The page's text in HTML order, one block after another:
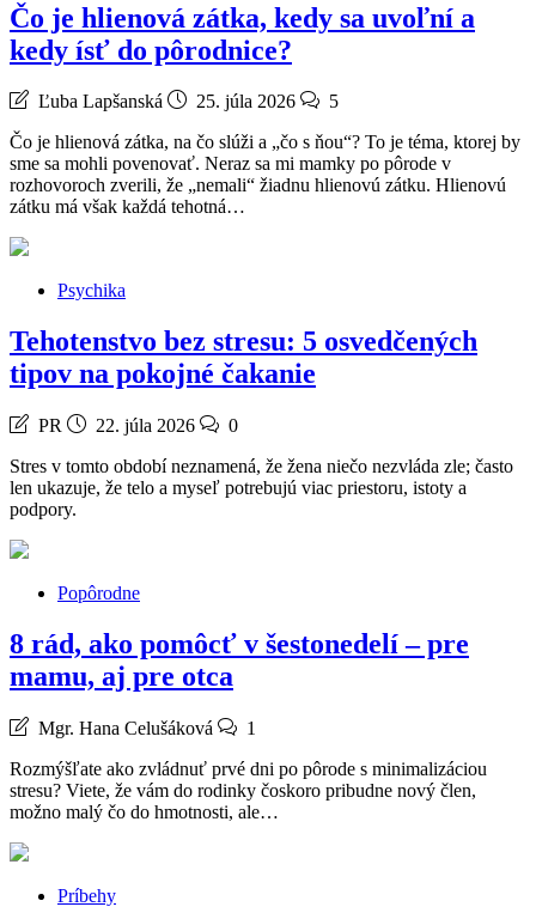
Čo je hlienová zátka, kedy sa uvoľní a
kedy ísť do pôrodnice?
Ľuba Lapšanská 25. júla 2026
5
Čo je hlienová zátka, na čo slúži a „čo s ňou“? To je téma, ktorej by
sme sa mohli povenovať. Neraz sa mi mamky po pôrode v
rozhovoroch zverili, že „nemali“ žiadnu hlienovú zátku. Hlienovú
zátku má však každá tehotná…
Psychika
Tehotenstvo bez stresu: 5 osvedčených
tipov na pokojné čakanie
PR 22. júla 2026
0
Stres v tomto období neznamená, že žena niečo nezvláda zle; často
len ukazuje, že telo a myseľ potrebujú viac priestoru, istoty a
podpory.
Popôrodne
8 rád, ako pomôcť v šestonedelí – pre
mamu, aj pre otca
Mgr. Hana Celušáková
1
Rozmýšľate ako zvládnuť prvé dni po pôrode s minimalizáciou
stresu? Viete, že vám do rodinky čoskoro pribudne nový člen,
možno malý čo do hmotnosti, ale…
Príbehy